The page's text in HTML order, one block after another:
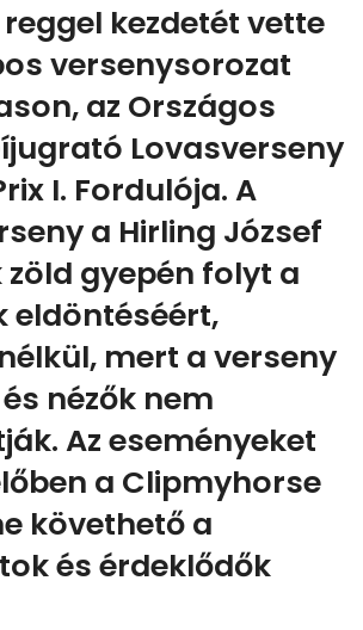
kezdetét vette
versenysorozat
az Országos
Lovasverseny
I. Fordulója. A
a Hirling József
gyepén folyt a
eldöntéséért,
mert a verseny
nézők nem
Az eseményeket
a Clipmyhorse
követhető a
és érdeklődők